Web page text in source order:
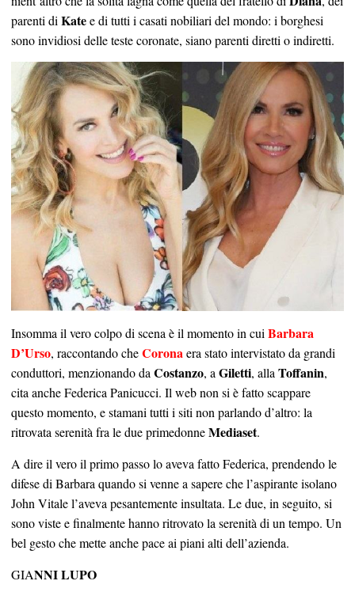
parenti diKatee di tutti i casati nobiliari del mondo: i borghesi
sono invidiosi delle teste coronate, siano parenti diretti o indiretti.
Insomma il vero colpo di scena è il momento in cuiBarbara
D’Urso, raccontando cheCoronaera stato intervistato da grandi
conduttori, menzionando daCostanzo, aGiletti, allaToffanin,
cita anche Federica Panicucci. Il web non si è fatto scappare
questo momento, e stamani tutti i siti non parlando d’altro: la
ritrovata serenità fra le due primedonneMediaset.
A dire il vero il primo passo lo aveva fatto Federica, prendendo le
difese di Barbara quando si venne a sapere che l’aspirante isolano
John Vitale l’aveva pesantemente insultata. Le due, in seguito, si
sono viste e finalmente hanno ritrovato la serenità di un tempo. Un
bel gesto che mette anche pace ai piani alti dell’azienda.
GIANNI LUPO